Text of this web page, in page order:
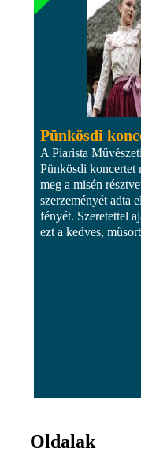
Pünkösdi
A Piarista
Pünkösdi koncertet
meg a misén
szerzeményét adta
fényét. Szeretettel
ezt a kedves,
Oldalak